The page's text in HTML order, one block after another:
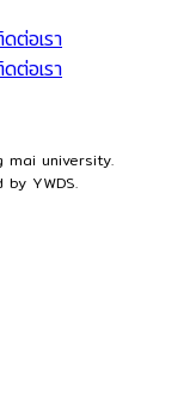
ต่อเรา
ต่อเรา
university.
YWDS.